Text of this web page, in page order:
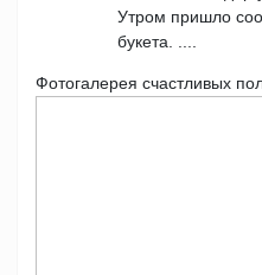
Утром пришло
букета. ....
Фотогалерея счастливых